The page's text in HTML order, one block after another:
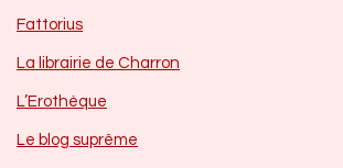
Fattorius
La librairie de Charron
L’Erothèque
Le blog suprême